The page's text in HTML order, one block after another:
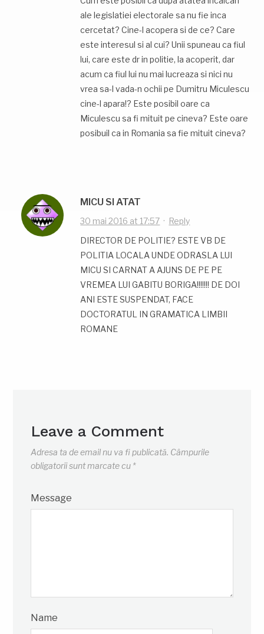
ale legislatiei electorale sa nu fie inca
cercetat? Cine-l acopera si de ce? Care
este interesul si al cui? Unii spuneau ca fiul
lui, care este dr in politie, la acoperit, dar
acum ca fiul lui nu mai lucreaza si nici nu
vrea sa-l vada-n ochii pe Dumitru Miculescu
cine-l apara!? Este posibil oare ca
Miculescu sa fi mituit pe cineva? Este oare
posibuil ca in Romania sa fie mituit cineva?
MICU SI ATAT
30 mai 2016 at 17:57 · Reply
DIRECTOR DE POLITIE? ESTE VB DE
POLITIA LOCALA UNDE ODRASLA LUI
MICU SI CARNAT A AJUNS DE PE PE
VREMEA LUI GABITU BORIGA!!!!!!! DE DOI
ANI ESTE SUSPENDAT, FACE
DOCTORATUL IN GRAMATICA LIMBII
ROMANE
Leave a Comment
Adresa ta de email nu va fi publicată. Câmpurile
obligatorii sunt marcate cu *
Message
Name